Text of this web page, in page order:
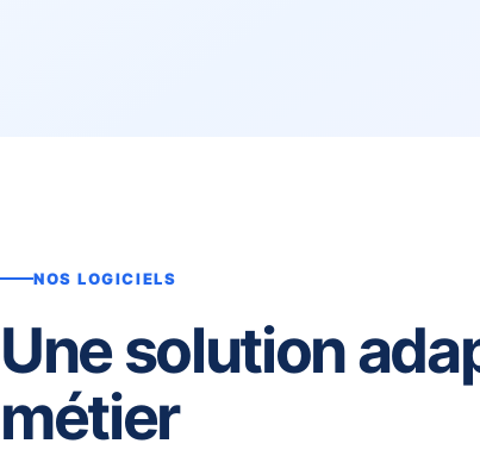
NOS LOGICIELS
Une solution
métier